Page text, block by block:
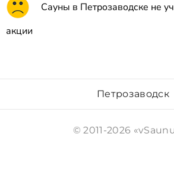
Сауны в Петрозаводске не
акции
Петрозаводск
© 2011-2026